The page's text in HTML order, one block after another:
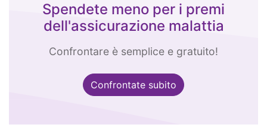
Spendete meno per i premi
dell'assicurazione malattia
Confrontare è semplice e gratuito!
Confrontate subito